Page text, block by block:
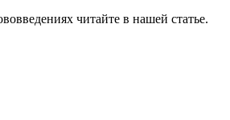
читайте в нашей статье.